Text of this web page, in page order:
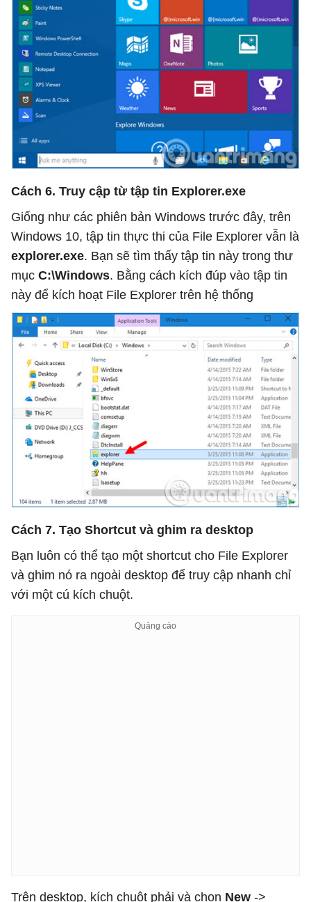
Cách 6. Truy cập từ tập tin Explorer.exe
Giống như các phiên bản Windows trước đây, trên
Windows 10, tập tin thực thi của File Explorer vẫn là
explorer.exe. Bạn sẽ tìm thấy tập tin này trong thư
mục C:\Windows. Bằng cách kích đúp vào tập tin
này để kích hoạt File Explorer trên hệ thống
Cách 7. Tạo Shortcut và ghim ra desktop
Bạn luôn có thể tạo một shortcut cho File Explorer
và ghim nó ra ngoài desktop để truy cập nhanh chỉ
với một cú kích chuột.
Trên desktop, kích chuột phải và chọn New ->